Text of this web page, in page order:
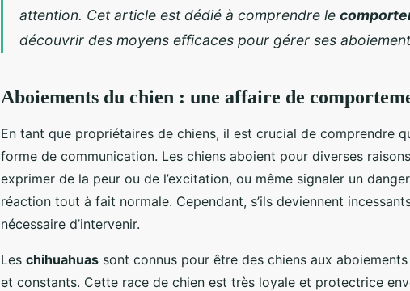
attention. Cet article est dédié à comprendre le
découvrir des moyens efficaces pour gérer ses
Aboiements du chien : une affaire de
En tant que propriétaires de chiens, il est crucial de comprendre
forme de communication. Les chiens aboient pour diverses
exprimer de la peur ou de l’excitation, ou même signaler un
réaction tout à fait normale. Cependant, s’ils deviennent
nécessaire d’intervenir.
Les chihuahuas sont connus pour être des chiens aux
et constants. Cette race de chien est très loyale et protectrice